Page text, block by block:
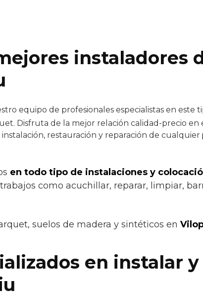
instaladores
equipo de profesionales especialistas en este
Disfruta de la mejor relación calidad-precio en
restauración y reparación de cualquier
en todo tipo de instalaciones y
como acuchillar, reparar, limpiar,
suelos de madera y sintéticos en
en instalar